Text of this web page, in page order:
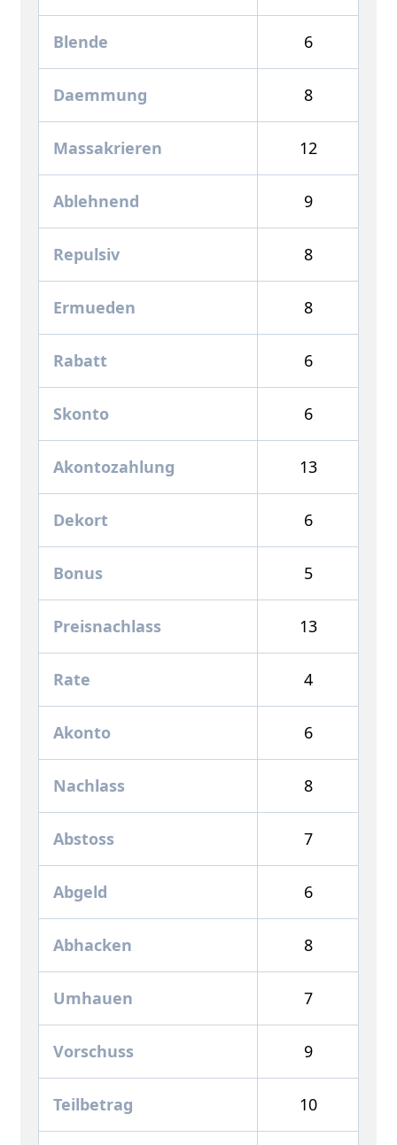
Blende 6
Daemmung 8
Massakrieren 12
Ablehnend 9
Repulsiv 8
Ermueden 8
Rabatt 6
Skonto 6
Akontozahlung 13
Dekort 6
Bonus 5
Preisnachlass 13
Rate 4
Akonto 6
Nachlass 8
Abstoss 7
Abgeld 6
Abhacken 8
Umhauen 7
Vorschuss 9
Teilbetrag 10